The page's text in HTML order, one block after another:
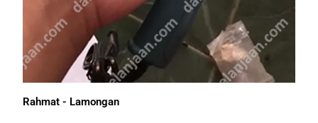
Rahmat - Lamongan